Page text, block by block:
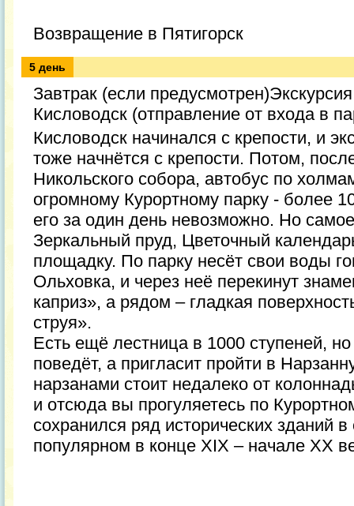
Возвращение в Пятигорск
5 день
Завтрак (если
Кисловодск (отправление от входа в
Кисловодск начинался с крепости, и
тоже начнётся с крепости. Потом,
Никольского собора, автобус по
огромному Курортному парку - более
его за один день невозможно. Но
Зеркальный пруд, Цветочный
площадку. По парку несёт свои воды
Ольховка, и через неё перекинут
каприз», а рядом – гладкая
струя».
Есть ещё лестница в 1000 ступеней,
поведёт, а пригласит пройти в
нарзанами стоит недалеко от
и отсюда вы прогуляетесь по
сохранился ряд исторических зданий
популярном в конце XIX – начале ХХ